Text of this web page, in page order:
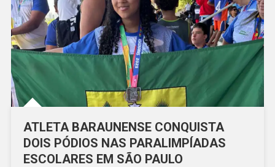
ATLETA BARAUNENSE CONQUISTA
DOIS PÓDIOS NAS PARALIMPÍADAS
ESCOLARES EM SÃO PAULO